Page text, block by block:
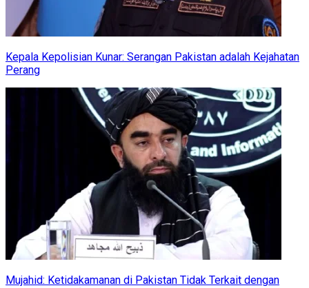
Kepala Kepolisian Kunar: Serangan Pakistan adalah Kejahatan
Perang
Mujahid: Ketidakamanan di Pakistan Tidak Terkait dengan